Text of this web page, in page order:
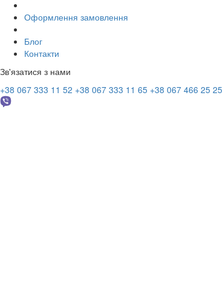
Оформлення замовлення
Блог
Контакти
Зв'язатися з нами
+38 067 333 11 52 +38 067 333 11 65 +38 067 466 25 25